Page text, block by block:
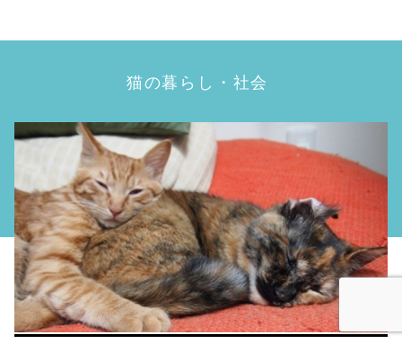
猫の暮らし・社会